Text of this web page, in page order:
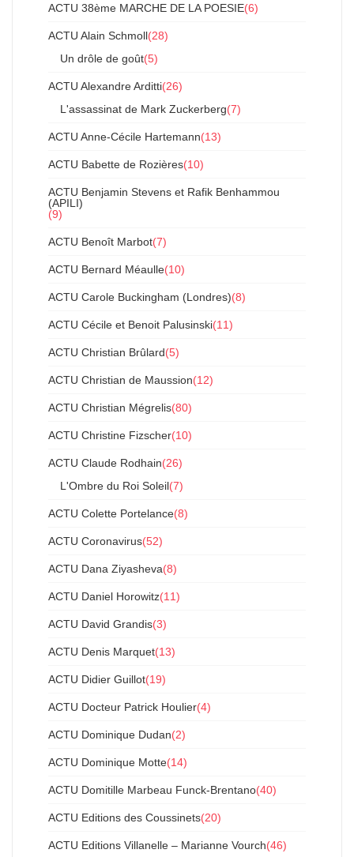
ACTU 38ème MARCHE DE LA POESIE(6)
ACTU Alain Schmoll(28)
Un drôle de goût(5)
ACTU Alexandre Arditti(26)
L'assassinat de Mark Zuckerberg(7)
ACTU Anne-Cécile Hartemann(13)
ACTU Babette de Rozières(10)
ACTU Benjamin Stevens et Rafik Benhammou
(APILI)
(9)
ACTU Benoît Marbot(7)
ACTU Bernard Méaulle(10)
ACTU Carole Buckingham (Londres)(8)
ACTU Cécile et Benoit Palusinski(11)
ACTU Christian Brûlard(5)
ACTU Christian de Maussion(12)
ACTU Christian Mégrelis(80)
ACTU Christine Fizscher(10)
ACTU Claude Rodhain(26)
L'Ombre du Roi Soleil(7)
ACTU Colette Portelance(8)
ACTU Coronavirus(52)
ACTU Dana Ziyasheva(8)
ACTU Daniel Horowitz(11)
ACTU David Grandis(3)
ACTU Denis Marquet(13)
ACTU Didier Guillot(19)
ACTU Docteur Patrick Houlier(4)
ACTU Dominique Dudan(2)
ACTU Dominique Motte(14)
ACTU Domitille Marbeau Funck-Brentano(40)
ACTU Editions des Coussinets(20)
ACTU Editions Villanelle – Marianne Vourch(46)